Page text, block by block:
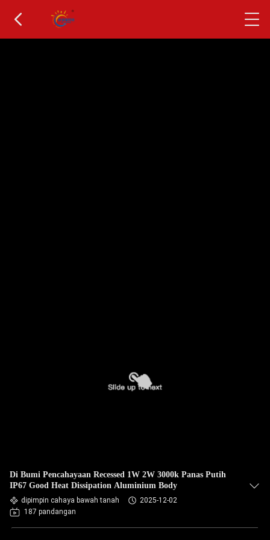
Di Bumi Pencahayaan Recessed 1W 2W 3000k Panas Putih
IP67 Good Heat Dissipation Aluminium Body
dipimpin cahaya bawah tanah
2025-12-02
187 pandangan